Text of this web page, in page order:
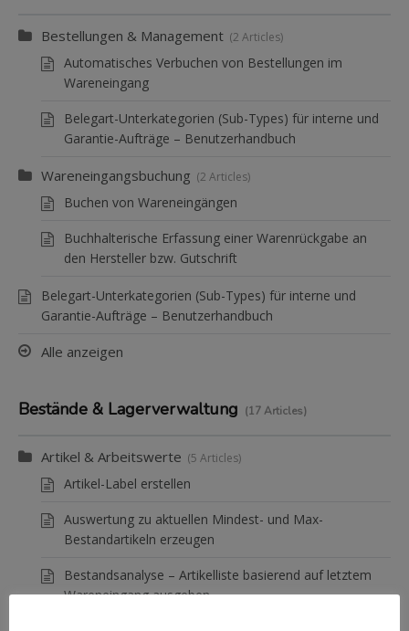
Bestellungen & Management 2 Articles
Automatisches Verbuchen von Bestellungen im
Wareneingang
Belegart-Unterkategorien (Sub-Types) für interne und
Garantie-Aufträge – Benutzerhandbuch
Wareneingangsbuchung 2 Articles
Buchen von Wareneingängen
Buchhalterische Erfassung einer Warenrückgabe an
den Hersteller bzw. Gutschrift
Belegart-Unterkategorien (Sub-Types) für interne und
Garantie-Aufträge – Benutzerhandbuch
Alle anzeigen
Bestände & Lagerverwaltung 17 Articles
Artikel & Arbeitswerte 5 Articles
Artikel-Label erstellen
Auswertung zu aktuellen Mindest- und Max-
Bestandartikeln erzeugen
Bestandsanalyse – Artikelliste basierend auf letztem
Wareneingang ausgeben